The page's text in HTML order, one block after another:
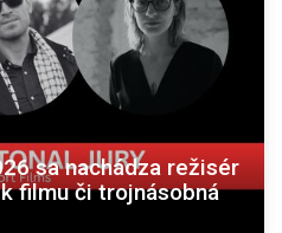
sa nachádza režisér
filmu či trojnásobná